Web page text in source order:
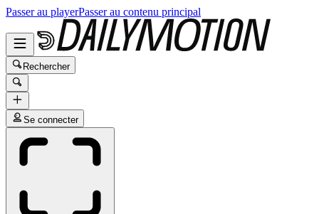
Passer au playerPasser au contenu principal
Rechercher
Se connecter